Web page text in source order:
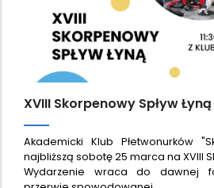
XVIII Skorpenowy Spływ Łyną
Akademicki Klub Płetwonurków
najbliższą sobotę 25 marca na XVIII
Wydarzenie wraca do dawnej